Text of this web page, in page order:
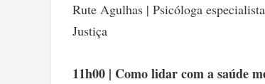
Rute Agulhas | Psicóloga
Justiça
11h00 | Como lidar com a saúde